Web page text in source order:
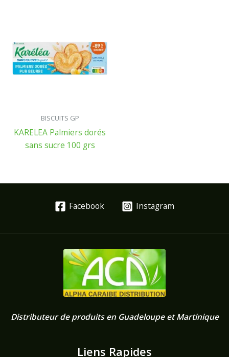
BISCUITS GP
KARELEA Palmiers dorés
sans sucre 100 grs
Facebook Instagram
Distributeur de produits en Guadeloupe et Martinique
Liens Rapides